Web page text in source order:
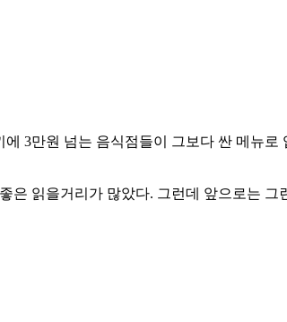
3만원 넘는 음식점들이 그보다 싼 메뉴
읽을거리가 많았다. 그런데 앞으로는